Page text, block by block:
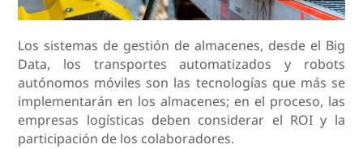
Los sistemas de gestión de almacenes, desde el Big
Data, los transportes automatizados y robots
autónomos móviles son las tecnologías que más se
implementarán en los almacenes; en el proceso, las
empresas logísticas deben considerar el ROI y la
participación de los colaboradores.